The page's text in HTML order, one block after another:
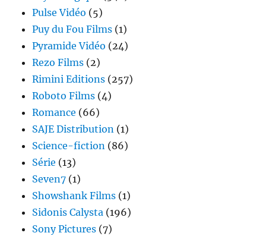
Pulse Vidéo (5)
Puy du Fou Films (1)
Pyramide Vidéo (24)
Rezo Films (2)
Rimini Editions (257)
Roboto Films (4)
Romance (66)
SAJE Distribution (1)
Science-fiction (86)
Série (13)
Seven7 (1)
Showshank Films (1)
Sidonis Calysta (196)
Sony Pictures (7)